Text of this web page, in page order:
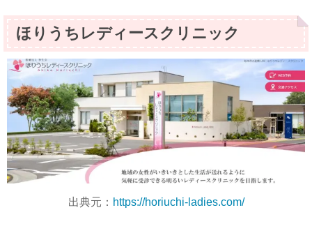
ほりうちレディースクリニック
出典元： https://horiuchi-ladies.com/